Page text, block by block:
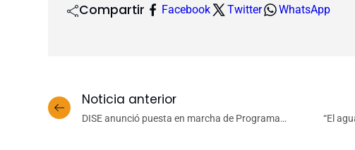
Compartir Facebook Twitter WhatsApp
Noticia anterior
DISE anunció puesta en marcha de Programa
“El